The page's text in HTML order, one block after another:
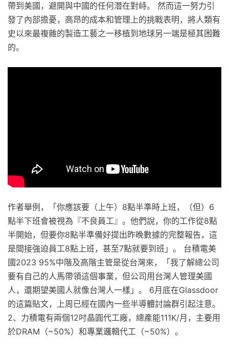
帶到美國，避開與中國的任何潛在對峙。 然而這一努力引
發了內部擔憂，高昂的成本和管理上的挑戰表明，將人類有
史以來最複雜的製造工藝之一移植到地球另一端是極其困難
的。
作者舉例，「你應該要（上午）8點半準時上班，（但）6
點半下班會被視為『不良員工』。他們說，你的工作從8點
半開始，但要你8點半準備好提出昨晚數據的完整報告，這
是間接強迫員工8點上班，甚至7點就要到班」。 台積電美
國2023 95%中階及高階主管是從台灣來，「我了解總公司
要有自己的人馬帶領這個事業，但公司用台灣人管理美國
人，還期望美國人就像台灣人一樣」。 6月底在Glassdoor
的這篇貼文，上周已經在國內一些半導體討論群引起注意。
2、力積電有兩個12吋晶圓代工廠，總產能111K/月，主要用
於DRAM（~50%）和專業邏輯代工（~50%）。